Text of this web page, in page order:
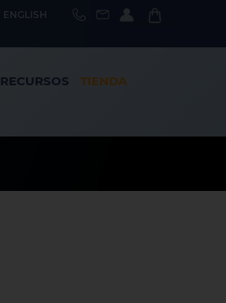
ENGLISH
RECURSOS
TIENDA